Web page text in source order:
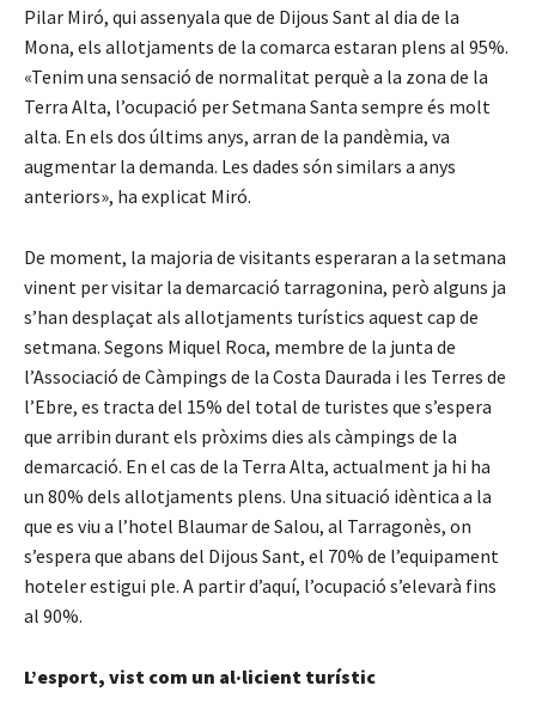
Pilar Miró, qui assenyala que de Dijous Sant al dia de la
Mona, els allotjaments de la comarca estaran plens al 95%.
«Tenim una sensació de normalitat perquè a la zona de la
Terra Alta, l’ocupació per Setmana Santa sempre és molt
alta. En els dos últims anys, arran de la pandèmia, va
augmentar la demanda. Les dades són similars a anys
anteriors», ha explicat Miró.
De moment, la majoria de visitants esperaran a la setmana
vinent per visitar la demarcació tarragonina, però alguns ja
s’han desplaçat als allotjaments turístics aquest cap de
setmana. Segons Miquel Roca, membre de la junta de
l’Associació de Càmpings de la Costa Daurada i les Terres de
l’Ebre, es tracta del 15% del total de turistes que s’espera
que arribin durant els pròxims dies als càmpings de la
demarcació. En el cas de la Terra Alta, actualment ja hi ha
un 80% dels allotjaments plens. Una situació idèntica a la
que es viu a l’hotel Blaumar de Salou, al Tarragonès, on
s’espera que abans del Dijous Sant, el 70% de l’equipament
hoteler estigui ple. A partir d’aquí, l’ocupació s’elevarà fins
al 90%.
L’esport, vist com un al·licient turístic